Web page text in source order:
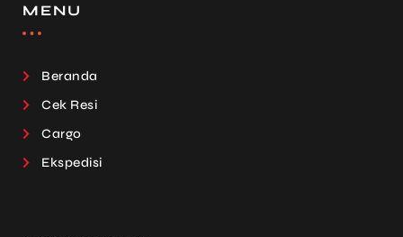
MENU
Beranda
Cek Resi
Cargo
Ekspedisi